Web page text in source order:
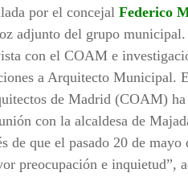
por el concejalFederico
adjunto del grupo municipal.
con el COAM e
a Arquitecto Municipal.
de Madrid (COAM)
con la alcaldesa de
de que el pasado 20 de mayo
preocupación e inquietud”,